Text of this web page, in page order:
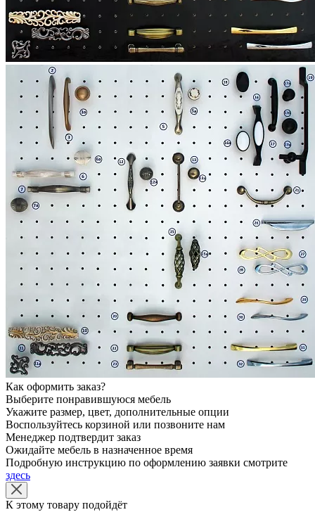
Как оформить заказ?
Выберите понравившуюся мебель
Укажите размер, цвет, дополнительные опции
Воспользуйтесь корзиной или позвоните нам
Менеджер подтвердит заказ
Ожидайте мебель в назначенное время
Подробную инструкцию по оформлению заявки смотрите
здесь
К этому товару подойдёт